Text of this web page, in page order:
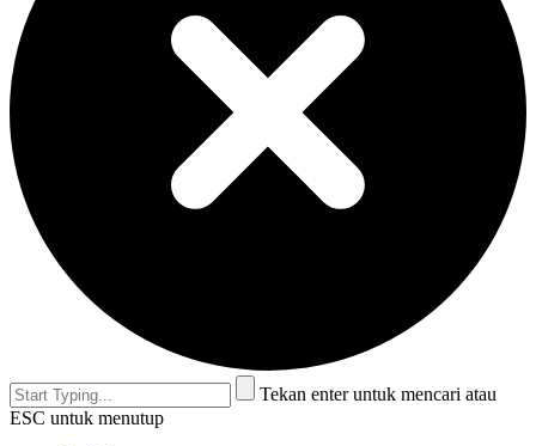
Tekan enter untuk mencari atau
ESC untuk menutup